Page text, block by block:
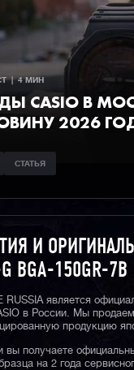
|  4 МИН
CASIO В
2026
СТАТЬЯ
И
G BGA-150GR-7B
RUSSIA является
в России. Мы
продукцию
вы получаете
на 2 года